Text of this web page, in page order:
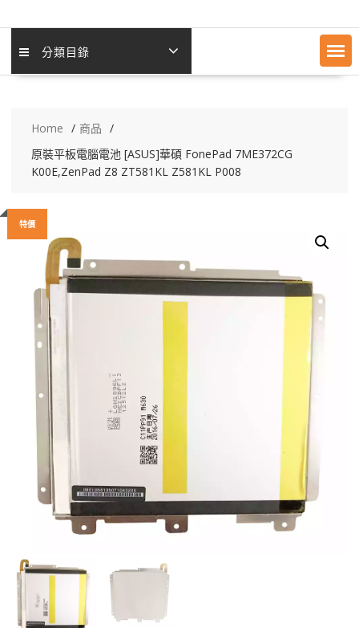
分類目錄
Home
商品
原裝平板電腦電池 [ASUS]華碩 FonePad 7ME372CG
K00E,ZenPad Z8 ZT581KL Z581KL P008
特價